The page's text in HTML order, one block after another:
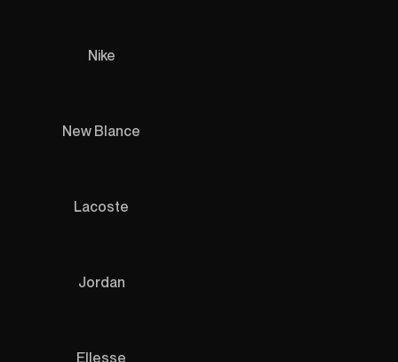
Nike
New Blance
Lacoste
Jordan
Ellesse